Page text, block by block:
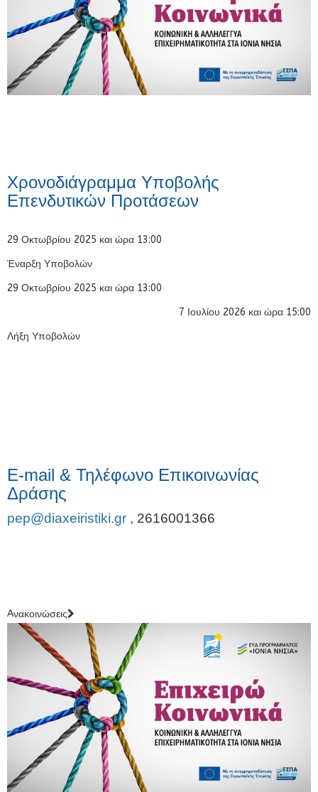
Χρονοδιάγραμμα Υποβολής
Επενδυτικών Προτάσεων
29 Οκτωβρίου 2025 και ώρα 13:00
Έναρξη Υποβολών
29 Οκτωβρίου 2025 και ώρα 13:00
7 Ιουλίου 2026 και ώρα 15:00
Λήξη Υποβολών
E-mail & Τηλέφωνο Επικοινωνίας
Δράσης
pep@diaxeiristiki.gr , 2616001366
Aνακοινώσεις